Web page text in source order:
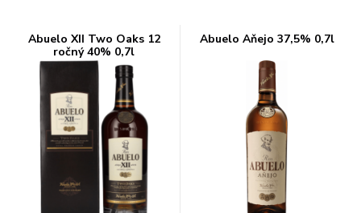
Abuelo XII Two Oaks 12
ročný 40% 0,7l
Abuelo Aňejo 37,5% 0,7l